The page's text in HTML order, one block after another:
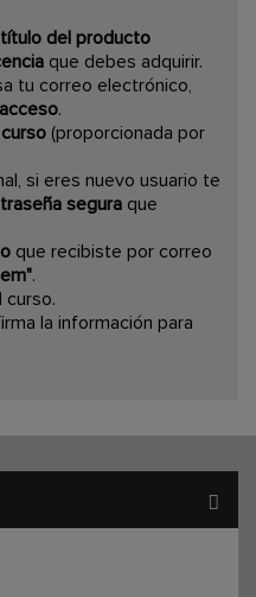
título del producto
que debes adquirir.
tu correo electrónico,
.
(proporcionada por
si eres nuevo usuario te
segura que
que recibiste por correo
.
curso.
la información para